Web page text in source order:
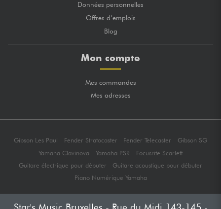
Données personnelles
Offres d’emplois
Blog
Mon compte
Mes commandes
Mes adresses
Gibson Les Paul Fender Stratocaster Fender Telecaster
Gibson SG
Yamaha Clavinova
Yamaha PSR
Focusrite Scarlett
Guitare électrique pour débuter
Guitare acoustique pour débuter
Piano Numérique Yamaha